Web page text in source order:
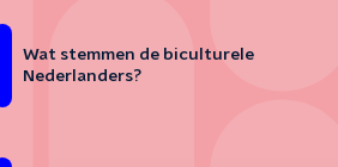
Wat stemmen de biculturele
Nederlanders?